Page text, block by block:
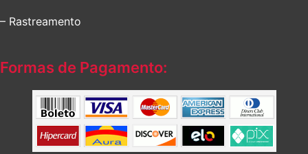
– Rastreamento
Formas de Pagamento: